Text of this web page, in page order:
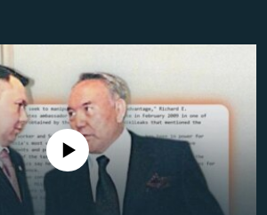
source currently available